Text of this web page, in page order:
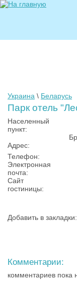
Украина \ Беларусь
Парк отель
Населенный
пункт:
Адрес:
Телефон:
Электронная
почта:
Сайт
гостиницы:
Добавить в закладки:
Комментарии:
комментариев пока